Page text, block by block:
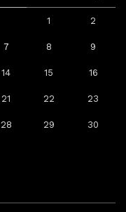
1 2
7 8 9
14 15 16
21 22 23
28 29 30